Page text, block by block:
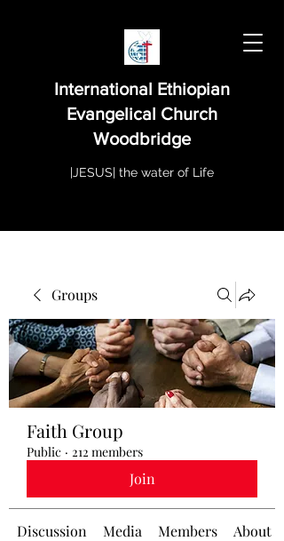
International Ethiopian
Evangelical Church
Woodbridge
|JESUS| the water of Life
Groups
Faith Group
Public · 212 members
Join
Discussion Media Members About